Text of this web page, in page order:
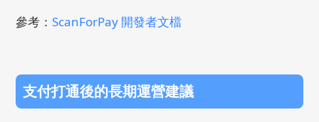
參考：ScanForPay 開發者文檔
支付打通後的長期運營建議